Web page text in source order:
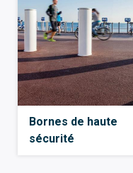
Bornes de haute
sécurité